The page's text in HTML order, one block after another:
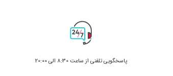
پاسخگویی تلفنی از ساعت 8:30 الی 20:00